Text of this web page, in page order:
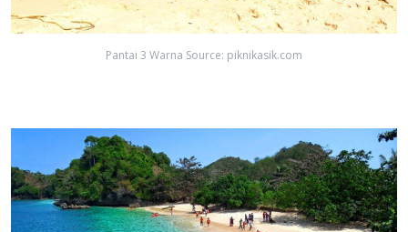
Pantai 3 Warna Source: piknikasik.com